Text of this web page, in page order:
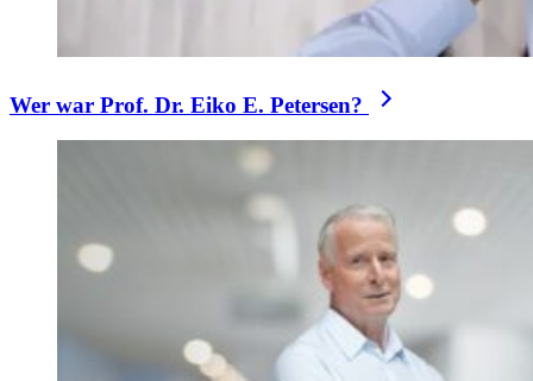
Wer war Prof. Dr. Eiko E. Petersen?